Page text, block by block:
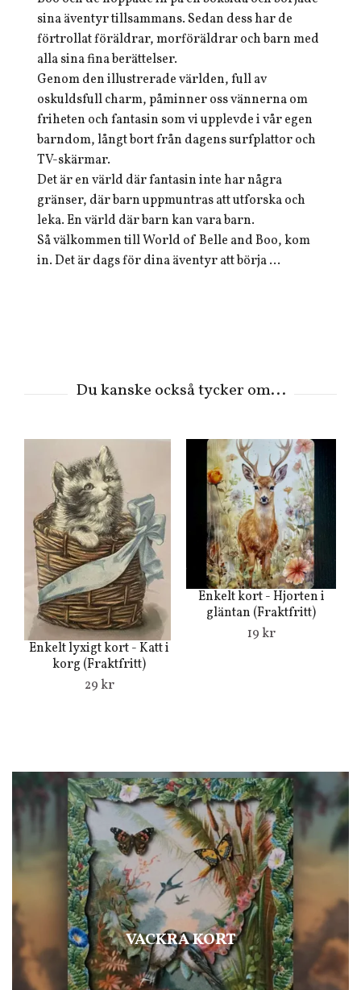
VACKRA KORT
sina äventyr tillsammans. Sedan dess har de
förtrollat föräldrar, morföräldrar och barn med
alla sina fina berättelser.
Genom den illustrerade världen, full av
oskuldsfull charm, påminner oss vännerna om
friheten och fantasin som vi upplevde i vår egen
barndom, långt bort från dagens surfplattor och
TV-skärmar.
Det är en värld där fantasin inte har några
gränser, där barn uppmuntras att utforska och
leka. En värld där barn kan vara barn.
Så välkommen till World of Belle and Boo, kom
in. Det är dags för dina äventyr att börja ...
Enkelt lyxigt kort - Katt i
korg (Fraktfritt)
29 kr
Enkelt kort - Hjorten i
gläntan (Fraktfritt)
19 kr